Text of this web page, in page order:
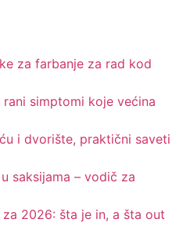
za farbanje za rad kod
simptomi koje većina
i dvorište, praktični saveti
saksijama – vodič za
2026: šta je in, a šta out